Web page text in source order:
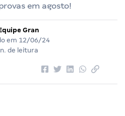
em agosto!
Gran
em 12/06/24
de leitura